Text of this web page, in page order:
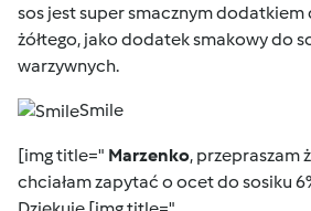
sos jest super smacznym dodatkiem
żółtego, jako dodatek smakowy do
warzywnych.
Smile
[img title=" Marzenko, przepraszam
chciałam zapytać o ocet do sosiku